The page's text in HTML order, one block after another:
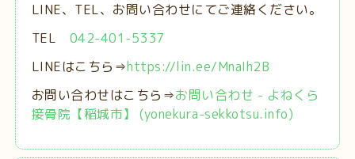
LINE、TEL、お問い合わせにてご連絡ください。
TEL 042-401-5337
LINEはこちら⇒https://lin.ee/MnaIh2B
お問い合わせはこちら⇒お問い合わせ - よねくら
接骨院【稲城市】 (yonekura-sekkotsu.info)